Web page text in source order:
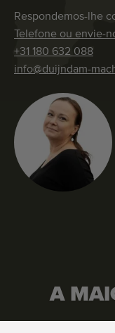
PEÇA UM
Respondemos-lhe
Telefone ou envie-
+31 180 632 088
info@duijndam-
A